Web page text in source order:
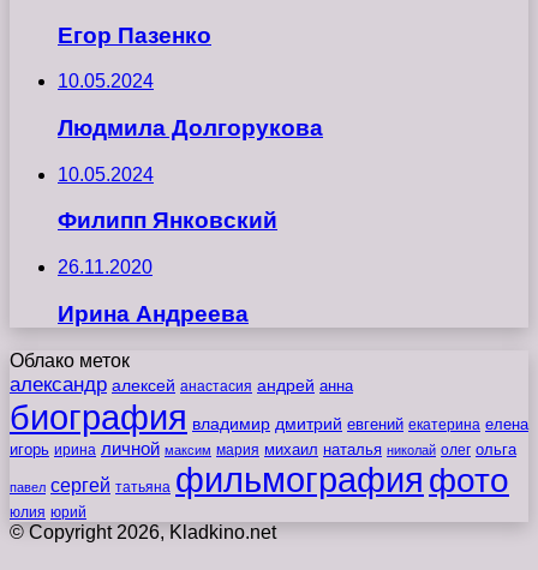
Егор Пазенко
10.05.2024
Людмила Долгорукова
10.05.2024
Филипп Янковский
26.11.2020
Ирина Андреева
Облако меток
александр алексей анастасия андрей анна
биография владимир дмитрий евгений екатерина елена
игорь ирина личной максим мария михаил наталья николай олег ольга
павел сергей татьяна фильмография фото
юлия юрий
© Copyright 2026, Kladkino.net